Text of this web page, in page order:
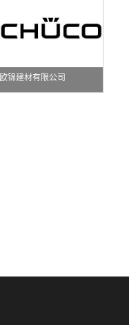
锦建材有限公司